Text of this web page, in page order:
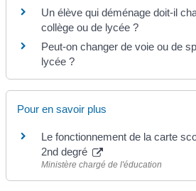
Un élève qui déménage doit-il
collège ou de lycée ?
Peut-on changer de voie ou de
lycée ?
Pour en savoir plus
Le fonctionnement de la carte
2nd degré
Ministère chargé de l'éducation